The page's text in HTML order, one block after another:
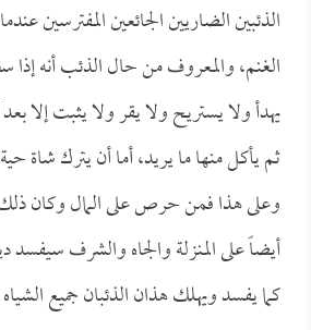
الذئبين الضاريين الجائعين المفترسين
الغنم، والمعروف من حال الذئب أنه إذا
يهدأ ولا يستريح ولا يقر ولا يثبت إلا
ثم يأكل منها ما يريد، أما أن يترك شاة
وعلى هذا فمن حرص على المال وكان
أيضاً على المنزلة والجاه والشرف سيفسد
كما يفسد ويهلك هذان الذئبان جميع